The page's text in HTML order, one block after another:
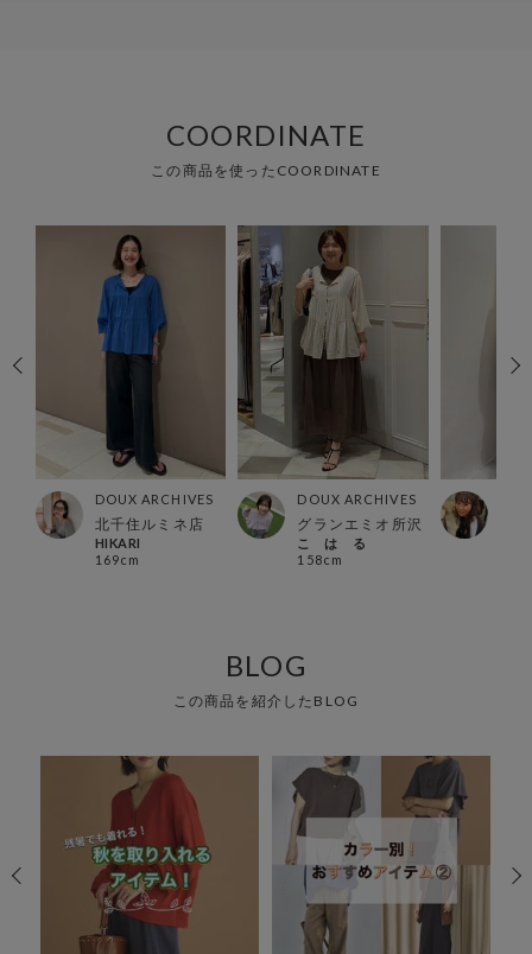
COORDINATE
この商品を使ったCOORDINATE
DOUX ARCHIVES
北千住ルミネ店
HIKARI
169cm
DOUX ARCHIVES
グランエミオ所沢
こ は る
158cm
BLOG
この商品を紹介したBLOG